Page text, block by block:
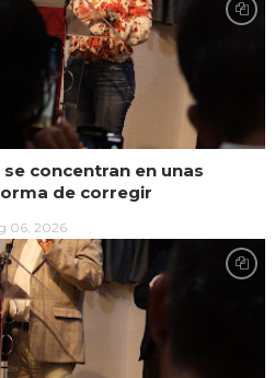
concentran en unas
de corregir
06, 2026